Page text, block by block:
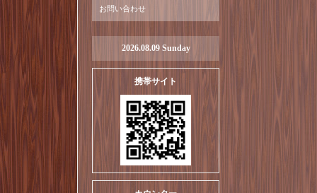
お問い合わせ
2026.08.09 Sunday
携帯サイト